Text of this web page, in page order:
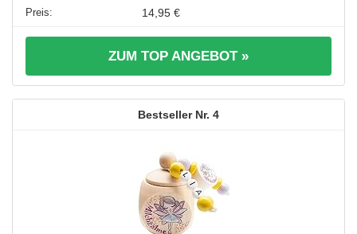
14,95 €
ZUM TOP ANGEBOT »
4